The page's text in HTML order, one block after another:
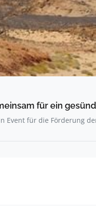
für ein
Event für die Förderung